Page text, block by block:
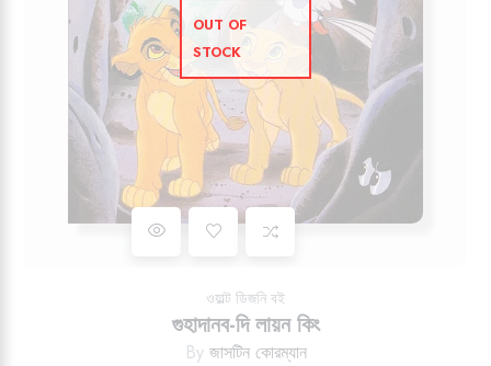
OUT OF
STOCK
ওয়াল্ট ডিজনি বই
গুহাদানব-দি লায়ন কিং
By জাসটিন কোরম্যান